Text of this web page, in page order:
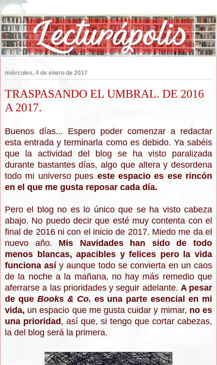
miércoles, 4 de enero de 2017
TRASPASANDO EL UMBRAL. DE 2016
A 2017.
Buenos días... Espero poder comenzar a redactar
esta entrada y terminarla como es debido. Ya sabéis
que la actividad del blog se ha visto paralizada
durante bastantes días, algo que altera y desordena
todo mi universo pues este espacio es ese rincón
en el que me gusta reposar cada día.
Pero el blog no es lo único que se ha visto cabeza
abajo. No puedo decir que esté muy contenta con el
final de 2016 ni con el inicio de 2017. Miedo me da el
nuevo año. Mis Navidades han sido de todo
menos blancas, apacibles y felices pero la vida
funciona así y aunque todo se convierta en un caos
de la noche a la mañana, no hay más remedio que
aferrarse a las prioridades y seguir adelante. A pesar
de que Books & Co. es una parte esencial en mi
vida, un espacio que me gusta cuidar y mimar, no es
una prioridad , así que, si tengo que cortar cabezas,
la del blog será la primera.